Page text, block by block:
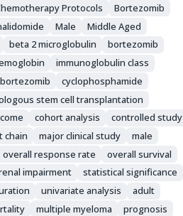
Protocols
Bortezomib
Male
Middle Aged
beta 2 microglobulin
bortezomib
immunoglobulin class
bortezomib
cyclophosphamide
stem cell transplantation
cohort analysis
controlled study
chain major clinical study
male
overall response rate
overall survival
impairment
statistical significance
univariate analysis
adult
multiple myeloma
prognosis